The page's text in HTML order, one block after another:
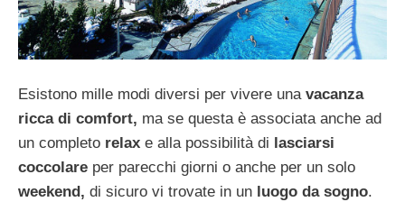
Esistono mille modi diversi per vivere una vacanza
ricca di comfort, ma se questa è associata anche ad
un completo relax e alla possibilità di lasciarsi
coccolare per parecchi giorni o anche per un solo
weekend, di sicuro vi trovate in un luogo da sogno.